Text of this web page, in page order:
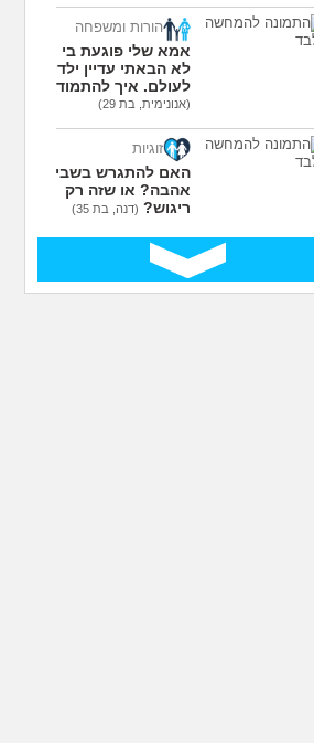
עוד שאלות חדשות במדור
הורות ומשפחה
אמא שלי פוגעת בי כי
לא הבאתי עדיין ילדים
לעולם. איך להתמודד?
(אנונימית, בת 29)
זוגיות
האם להתגרש בשביל
אהבה? או שזה רק
ריגוש? (דנה, בת 35)